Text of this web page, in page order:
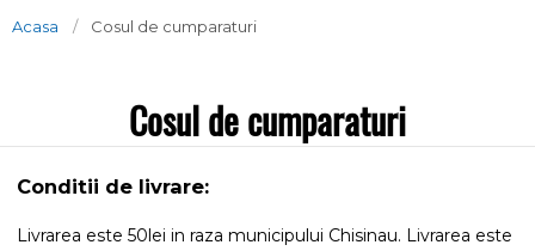
Acasa Cosul de cumparaturi
Cosul de cumparaturi
Conditii de livrare:
Livrarea este 50lei in raza municipului Chisinau. Livrarea este